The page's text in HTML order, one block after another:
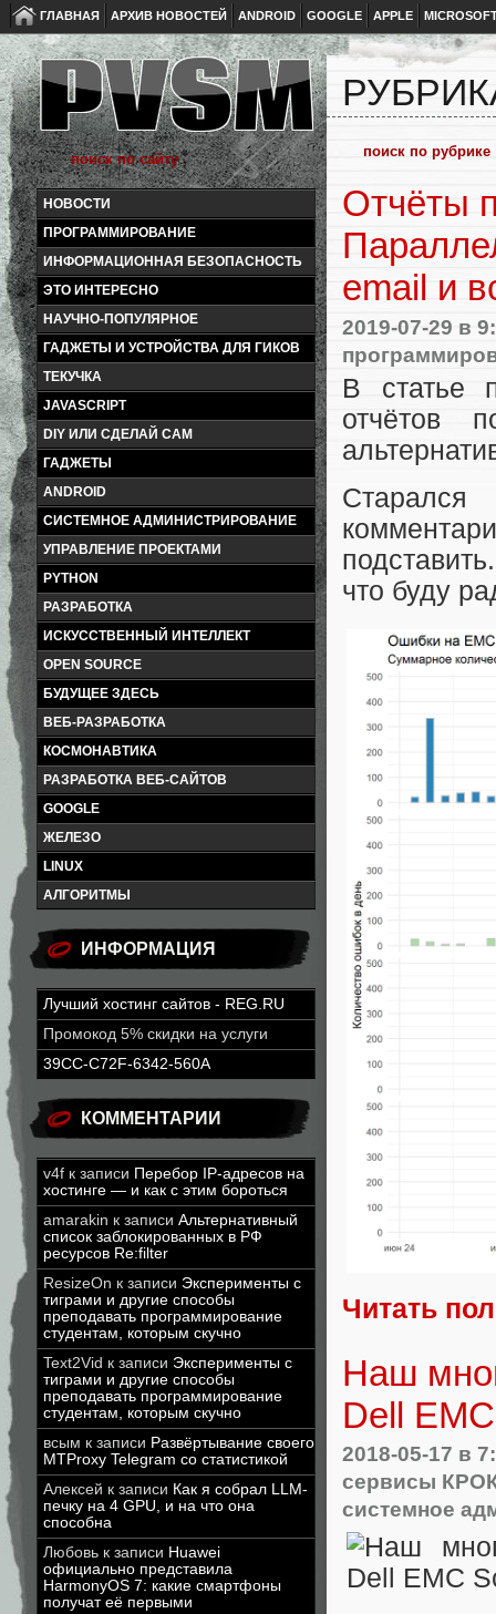
ГЛАВНАЯ АРХИВ НОВОСТЕЙ ANDROID GOOGLE APPLE
НОВОСТИ
ПРОГРАММИРОВАНИЕ
ИНФОРМАЦИОННАЯ БЕЗОПАСНОСТЬ
ЭТО ИНТЕРЕСНО
НАУЧНО-ПОПУЛЯРНОЕ
ГАДЖЕТЫ И УСТРОЙСТВА ДЛЯ ГИКОВ
ТЕКУЧКА
JAVASCRIPT
DIY ИЛИ СДЕЛАЙ САМ
ГАДЖЕТЫ
ANDROID
СИСТЕМНОЕ АДМИНИСТРИРОВАНИЕ
УПРАВЛЕНИЕ ПРОЕКТАМИ
PYTHON
РАЗРАБОТКА
ИСКУССТВЕННЫЙ ИНТЕЛЛЕКТ
OPEN SOURCE
БУДУЩЕЕ ЗДЕСЬ
ВЕБ-РАЗРАБОТКА
КОСМОНАВТИКА
РАЗРАБОТКА ВЕБ-САЙТОВ
GOOGLE
ЖЕЛЕЗО
LINUX
АЛГОРИТМЫ
ИНФОРМАЦИЯ
Лучший хостинг сайтов - REG.RU
Промокод 5% скидки на услуги
39CC-C72F-6342-560A
КОММЕНТАРИИ
v4f к записи Перебор IP-адресов на
хостинге — и как с этим бороться
amarakin к записи Альтернативный
список заблокированных в РФ
ресурсов Re:filter
ResizeOn к записи Эксперименты с
тиграми и другие способы
преподавать программирование
студентам, которым скучно
Text2Vid к записи Эксперименты с
тиграми и другие способы
преподавать программирование
студентам, которым скучно
всым к записи Развёртывание своего
MTProxy Telegram со статистикой
Алексей к записи Как я собрал LLM-
печку на 4 GPU, и на что она
способна
Любовь к записи Huawei
официально представила
HarmonyOS 7: какие смартфоны
получат её первыми
Отчёты
email и
2019-07-29 в
В статье
отчётов
что буду
Читать
Наш
Dell
2018-05-17 в
сервисы
системное